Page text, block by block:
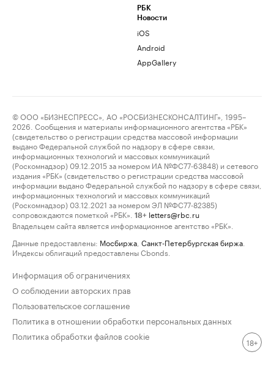
РБК
Новости
iOS
Android
AppGallery
© ООО «БИЗНЕСПРЕСС», АО «РОСБИЗНЕСКОНСАЛТИНГ», 1995–
2026. Сообщения и материалы информационного агентства «РБК»
(свидетельство о регистрации средства массовой информации
выдано Федеральной службой по надзору в сфере связи,
информационных технологий и массовых коммуникаций
(Роскомнадзор) 09.12.2015 за номером ИА №ФС77-63848) и сетевого
издания «РБК» (свидетельство о регистрации средства массовой
информации выдано Федеральной службой по надзору в сфере связи,
информационных технологий и массовых коммуникаций
(Роскомнадзор) 03.12.2021 за номером ЭЛ №ФС77-82385)
сопровождаются пометкой «РБК».
18+ letters@rbc.ru
Владельцем сайта является информационное агентство «РБК».
Данные предоставлены: Мосбиржа Санкт-Петербургская биржа
Индексы облигаций предоставлены Cbonds.
Информация об ограничениях
О соблюдении авторских прав
Пользовательское соглашение
Политика в отношении обработки персональных данных
Политика обработки файлов cookie
18+